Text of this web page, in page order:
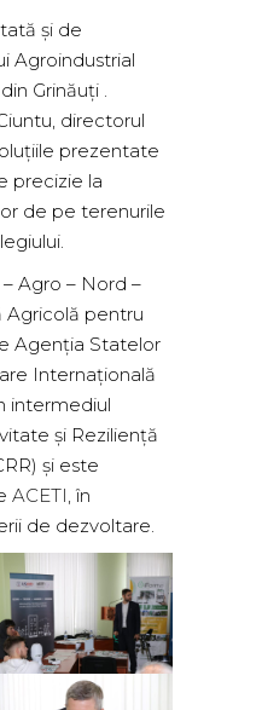
și de
Agroindustrial
Grinăuți .
directorul
prezentate
precizie la
de pe terenurile
Agro – Nord –
Agricolă pentru
Agenția Statelor
Internațională
intermediul
și Reziliență
și este
ACETI, în
de dezvoltare.